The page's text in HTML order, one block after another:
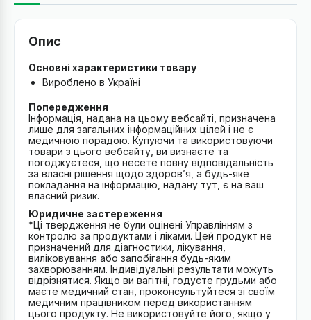
Опис
Основні характеристики товару
Вироблено в Україні
Попередження
Інформація, надана на цьому вебсайті, призначена
лише для загальних інформаційних цілей і не є
медичною порадою. Купуючи та використовуючи
товари з цього вебсайту, ви визнаєте та
погоджуєтеся, що несете повну відповідальність
за власні рішення щодо здоров’я, а будь-яке
покладання на інформацію, надану тут, є на ваш
власний ризик.
Юридичне застереження
*Ці твердження не були оцінені Управлінням з
контролю за продуктами і ліками. Цей продукт не
призначений для діагностики, лікування,
виліковування або запобігання будь-яким
захворюванням. Індивідуальні результати можуть
відрізнятися. Якщо ви вагітні, годуєте грудьми або
маєте медичний стан, проконсультуйтеся зі своїм
медичним працівником перед використанням
цього продукту. Не використовуйте його, якщо у